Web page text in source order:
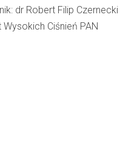
dr Robert Filip Czernecki
Wysokich Ciśnień PAN